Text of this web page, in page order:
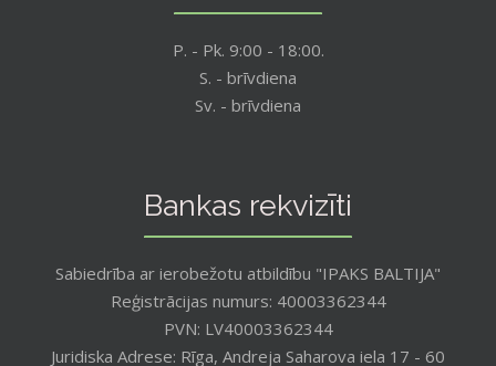
P. - Pk. 9:00 - 18:00.
S. - brīvdiena
Sv. - brīvdiena
Bankas rekvizīti
Sabiedrība ar ierobežotu atbildību "IPAKS BALTIJA"
Reģistrācijas numurs: 40003362344
PVN: LV40003362344
Juridiska Adrese: Rīga, Andreja Saharova iela 17 - 60